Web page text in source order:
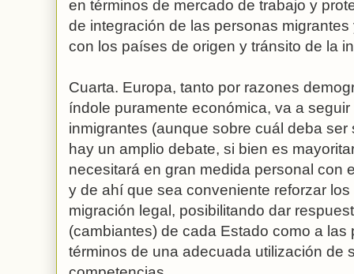
en términos de mercado de trabajo y
de integración de las personas
con los países de origen y tránsito de la
Cuarta. Europa, tanto por razones
índole puramente económica, va a
inmigrantes (aunque sobre cuál deba
hay un amplio debate, si bien es
necesitará en gran medida personal con
y de ahí que sea conveniente reforzar
migración legal, posibilitando dar
(cambiantes) de cada Estado como a las
términos de una adecuada utilización de